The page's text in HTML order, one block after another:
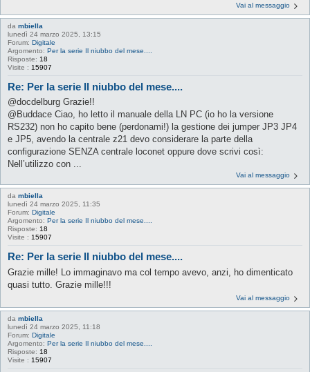
Vai al messaggio
da mbiella
lunedì 24 marzo 2025, 13:15
Forum: Digitale
Argomento: Per la serie Il niubbo del mese....
Risposte: 18
Visite : 15907
Re: Per la serie Il niubbo del mese....
@docdelburg Grazie!!
@Buddace Ciao, ho letto il manuale della LN PC (io ho la versione
RS232) non ho capito bene (perdonami!) la gestione dei jumper JP3 JP4
e JP5, avendo la centrale z21 devo considerare la parte della
configurazione SENZA centrale loconet oppure dove scrivi così:
Nell’utilizzo con ...
Vai al messaggio
da mbiella
lunedì 24 marzo 2025, 11:35
Forum: Digitale
Argomento: Per la serie Il niubbo del mese....
Risposte: 18
Visite : 15907
Re: Per la serie Il niubbo del mese....
Grazie mille! Lo immaginavo ma col tempo avevo, anzi, ho dimenticato
quasi tutto. Grazie mille!!!
Vai al messaggio
da mbiella
lunedì 24 marzo 2025, 11:18
Forum: Digitale
Argomento: Per la serie Il niubbo del mese....
Risposte: 18
Visite : 15907